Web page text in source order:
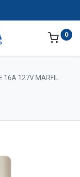
0
16A 127V MARFIL